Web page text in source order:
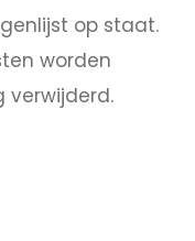
op staat.
worden
verwijderd.